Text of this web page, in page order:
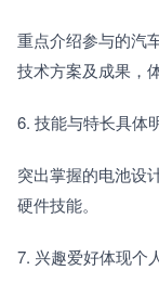
重点介绍参与的汽
技术方案及成果，
6. 技能与特长具体
突出掌握的电池设
硬件技能。
7. 兴趣爱好体现个